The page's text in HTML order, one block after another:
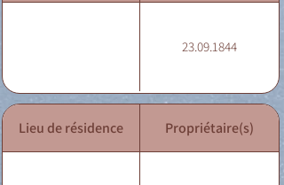
23.09.1844
Lieu de résidence Propriétaire(s)